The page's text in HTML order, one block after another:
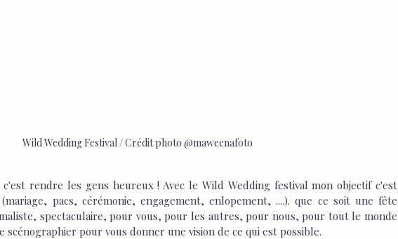
Wild Wedding Festival / Crédit photo @maweenafoto
rendre les gens heureux ! Avec le Wild Wedding festival mon objectif c'est
pacs, cérémonie, engagement, enlopement, ....). que ce soit une fête
spectaculaire, pour vous, pour les autres, pour nous, pour tout le monde
scénographier pour vous donner une vision de ce qui est possible.